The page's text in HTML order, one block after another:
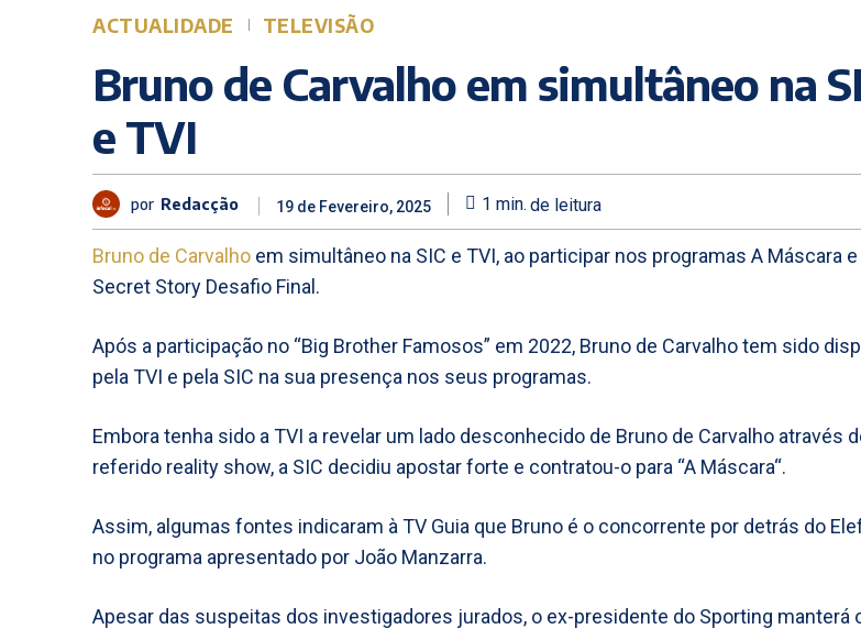
ACTUALIDADE TELEVISÃO
Bruno de Carvalho em simultâneo na
e TVI
por Redacção 19 de Fevereiro, 2025 1 min. de leitura
Bruno de Carvalho em simultâneo na SIC e TVI, ao participar nos programas A Máscara e
Secret Story Desafio Final.
Após a participação no “Big Brother Famosos” em 2022, Bruno de Carvalho tem sido
pela TVI e pela SIC na sua presença nos seus programas.
Embora tenha sido a TVI a revelar um lado desconhecido de Bruno de Carvalho através
referido reality show, a SIC decidiu apostar forte e contratou-o para “A Máscara“.
Assim, algumas fontes indicaram à TV Guia que Bruno é o concorrente por detrás do
no programa apresentado por João Manzarra.
Apesar das suspeitas dos investigadores jurados, o ex-presidente do Sporting manterá